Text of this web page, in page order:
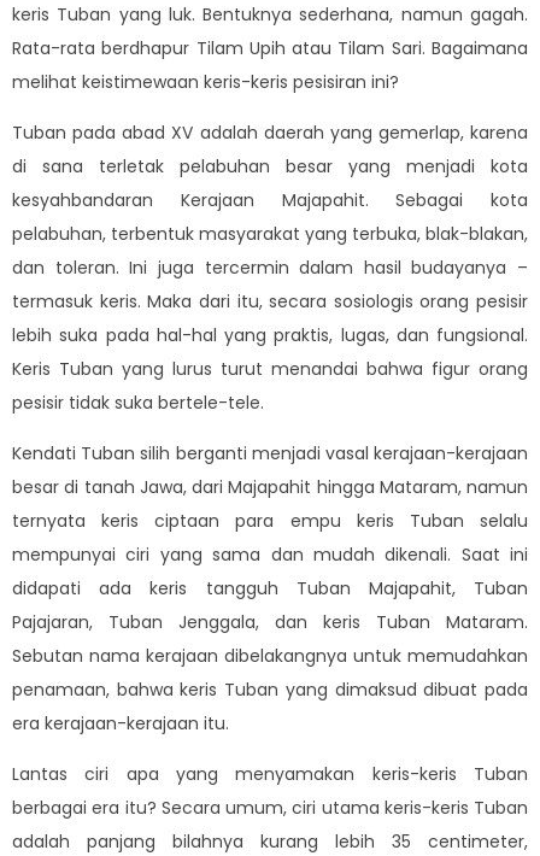
keris Tuban yang luk. Bentuknya sederhana, namun gagah.
Rata-rata berdhapur Tilam Upih atau Tilam Sari. Bagaimana
melihat keistimewaan keris-keris pesisiran ini?
Tuban pada abad XV adalah daerah yang gemerlap, karena
di sana terletak pelabuhan besar yang menjadi kota
kesyahbandaran Kerajaan Majapahit. Sebagai kota
pelabuhan, terbentuk masyarakat yang terbuka, blak-blakan,
dan toleran. Ini juga tercermin dalam hasil budayanya –
termasuk keris. Maka dari itu, secara sosiologis orang pesisir
lebih suka pada hal-hal yang praktis, lugas, dan fungsional.
Keris Tuban yang lurus turut menandai bahwa figur orang
pesisir tidak suka bertele-tele.
Kendati Tuban silih berganti menjadi vasal kerajaan-kerajaan
besar di tanah Jawa, dari Majapahit hingga Mataram, namun
ternyata keris ciptaan para empu keris Tuban selalu
mempunyai ciri yang sama dan mudah dikenali. Saat ini
didapati ada keris tangguh Tuban Majapahit, Tuban
Pajajaran, Tuban Jenggala, dan keris Tuban Mataram.
Sebutan nama kerajaan dibelakangnya untuk memudahkan
penamaan, bahwa keris Tuban yang dimaksud dibuat pada
era kerajaan-kerajaan itu.
Lantas ciri apa yang menyamakan keris-keris Tuban
berbagai era itu? Secara umum, ciri utama keris-keris Tuban
adalah panjang bilahnya kurang lebih 35 centimeter,